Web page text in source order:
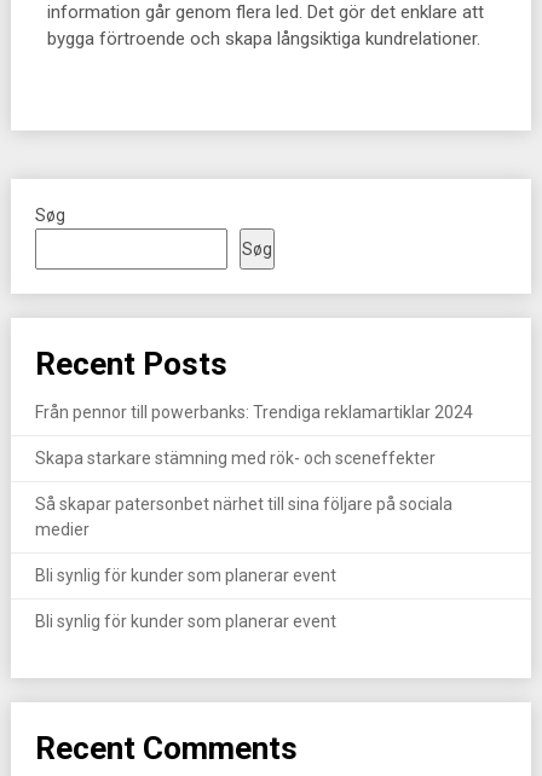
information går genom flera led. Det gör det enklare att
bygga förtroende och skapa långsiktiga kundrelationer.
Søg
Søg
Recent Posts
Från pennor till powerbanks: Trendiga reklamartiklar 2024
Skapa starkare stämning med rök- och sceneffekter
Så skapar patersonbet närhet till sina följare på sociala
medier
Bli synlig för kunder som planerar event
Bli synlig för kunder som planerar event
Recent Comments